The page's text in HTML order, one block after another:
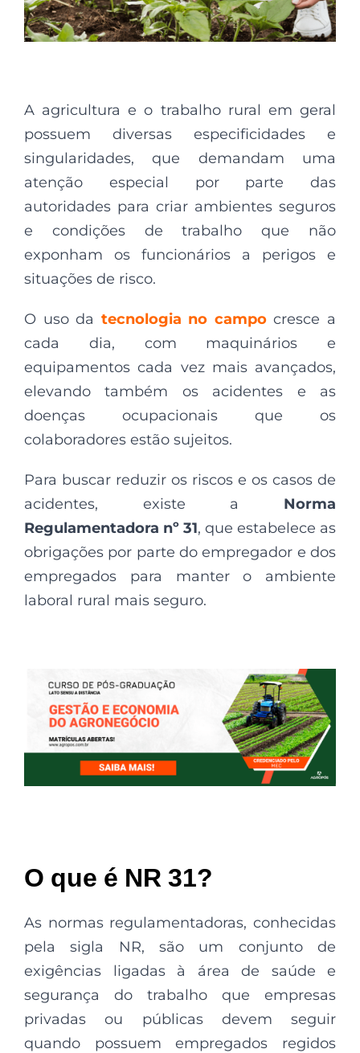
A agricultura e o trabalho rural em geral
possuem diversas especificidades e
singularidades, que demandam uma
atenção especial por parte das
autoridades para criar ambientes seguros
e condições de trabalho que não
exponham os funcionários a perigos e
situações de risco.
O uso da tecnologia no campocresce a
cada dia, com maquinários e
equipamentos cada vez mais avançados,
elevando também os acidentes e as
doenças ocupacionais que os
colaboradores estão sujeitos.
Para buscar reduzir os riscos e os casos de
acidentes, existe a Norma
Regulamentadora nº 31, que estabelece as
obrigações por parte do empregador e dos
empregados para manter o ambiente
laboral rural mais seguro.
O que é NR 31?
As normas regulamentadoras, conhecidas
pela sigla NR, são um conjunto de
exigências ligadas à área de saúde e
segurança do trabalho que empresas
privadas ou públicas devem seguir
quando possuem empregados regidos